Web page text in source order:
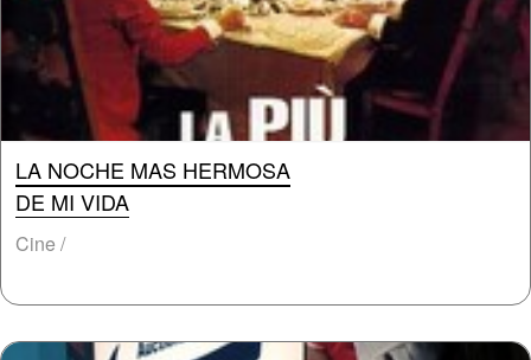
LA NOCHE MAS HERMOSA
DE MI VIDA
Cine /